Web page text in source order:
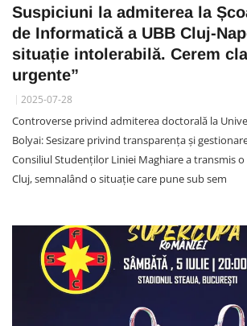
Suspiciuni la admiterea la
de Informatică a UBB Cluj-
situație intolerabilă. Cerem
urgente”
2025-07-28
Controverse privind admiterea doctorală la
Bolyai: Sesizare privind transparența și
Consiliul Studenților Liniei Maghiare a transmis o
Cluj, semnalând o situație care pune sub sem